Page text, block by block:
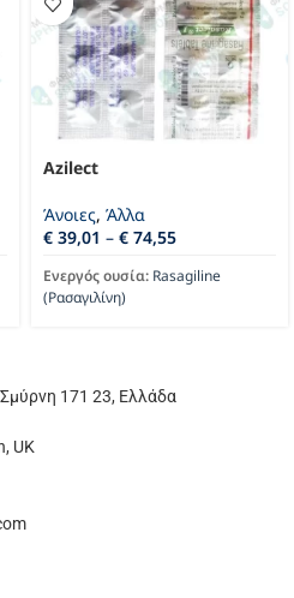
Azilect
Άνοιες, Άλλα
€ 39,01 – € 74,55
Ενεργός ουσία: Rasagiline
(Ρασαγιλίνη)
171 23, Ελλάδα
UK